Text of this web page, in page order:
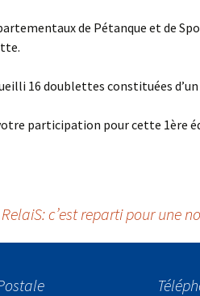
de Pétanque et de
16 doublettes constituées
participation pour cette 1ère
c’est reparti pour une